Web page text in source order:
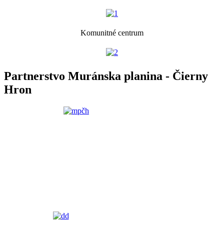
Komunitné centrum
Partnerstvo Muránska planina - Čierny
Hron